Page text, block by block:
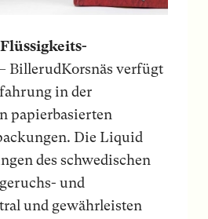
BillerudKorsnäs verfügt
in der
papierbasierten
Die Liquid
des schwedischen
und
und gewährleisten